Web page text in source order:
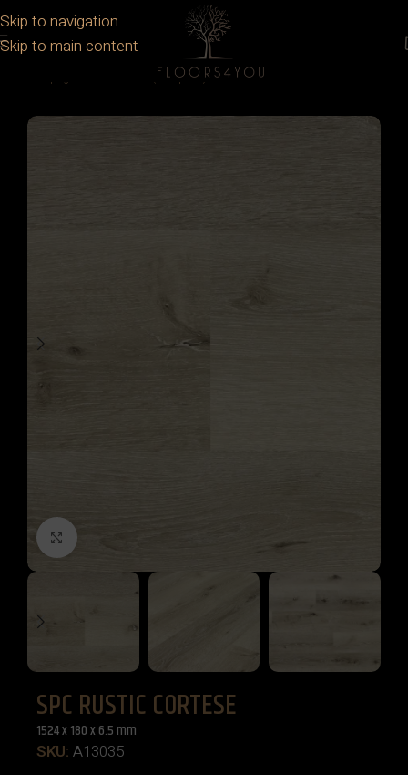
Skip to navigation
Skip to main content
SPC (Compozit)
Click to enlarge
SPC RUSTIC CORTESE
1524 x 180 x 6.5 mm
SKU: A13035